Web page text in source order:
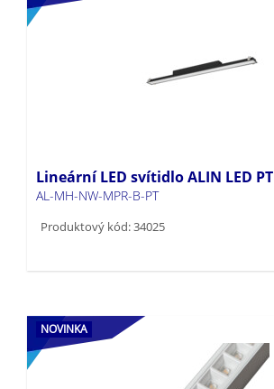
Lineární LED svítidlo ALIN LED PT
AL-MH-NW-MPR-B-PT
Produktový kód: 34025
NOVINKA